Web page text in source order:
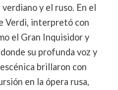
y el ruso. En el
Verdi, interpretó con
el Gran Inquisidor y
su profunda voz y
brillaron con
en la ópera rusa,